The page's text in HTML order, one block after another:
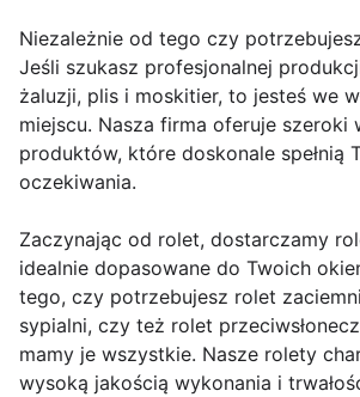
Niezależnie od tego czy
Jeśli szukasz profesjonalnej
żaluzji, plis i moskitier, to jesteś we
miejscu. Nasza firma oferuje szeroki
produktów, które doskonale spełnią
oczekiwania.
Zaczynając od rolet, dostarczamy
idealnie dopasowane do Twoich
tego, czy potrzebujesz rolet
sypialni, czy też rolet
mamy je wszystkie. Nasze rolety
wysoką jakością wykonania i